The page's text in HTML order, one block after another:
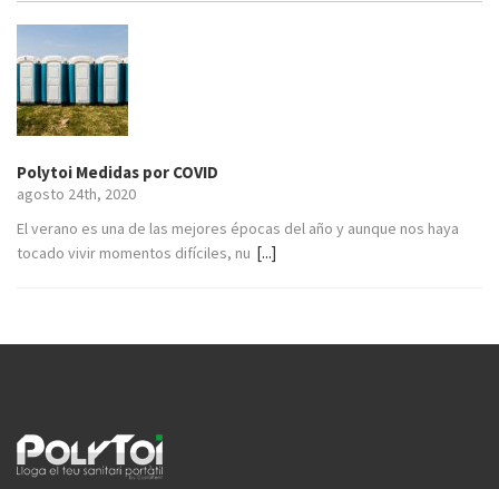
Polytoi Medidas por COVID
agosto 24th, 2020
El verano es una de las mejores épocas del año y aunque nos haya
tocado vivir momentos difíciles, nu [...]